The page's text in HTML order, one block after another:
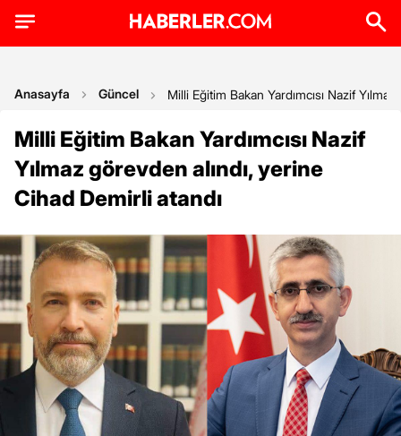
Anasayfa Güncel Milli Eğitim Bakan Yardımcısı Nazif
Milli Eğitim Bakan Yardımcısı Nazif
Yılmaz görevden alındı, yerine
Cihad Demirli atandı